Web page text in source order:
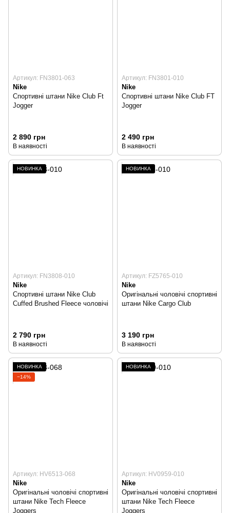
Артикул: FN3801-063
Nike
Спортивні штани Nike Club Ft
Jogger
2 890 грн
В наявності
Артикул: FN3801-010
Nike
Спортивні штани Nike Club FT
Jogger
2 490 грн
В наявності
НОВИНКА
Артикул: FN3808-010
Nike
Спортивні штани Nike Club
Cuffed Brushed Fleece чоловічі
2 790 грн
В наявності
НОВИНКА
Артикул: FZ5765-010
Nike
Оригінальні чоловічі спортивні
штани Nike Cargo Club
3 190 грн
В наявності
НОВИНКА
−14%
Артикул: HV6513-068
Nike
Оригінальні чоловічі спортивні
штани Nike Tech Fleece
Joggers
НОВИНКА
Артикул: HV0959-010
Nike
Оригінальні чоловічі спортивні
штани Nike Tech Fleece
Joggers